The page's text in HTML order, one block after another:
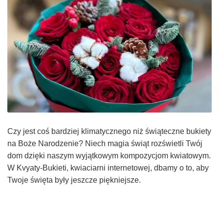
Czy jest coś bardziej klimatycznego niż świąteczne bukiety
na Boże Narodzenie? Niech magia świąt rozświetli Twój
dom dzięki naszym wyjątkowym kompozycjom kwiatowym.
W Kvyaty-Bukieti, kwiaciarni internetowej, dbamy o to, aby
Twoje święta były jeszcze piękniejsze.